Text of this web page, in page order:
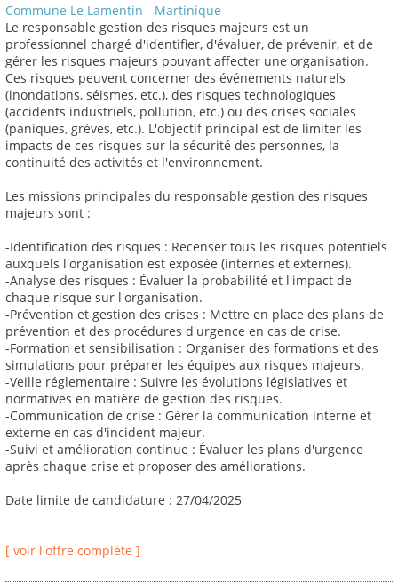
Commune Le Lamentin - Martinique
Le responsable gestion des risques majeurs est un
professionnel chargé d'identifier, d'évaluer, de prévenir, et de
gérer les risques majeurs pouvant affecter une organisation.
Ces risques peuvent concerner des événements naturels
(inondations, séismes, etc.), des risques technologiques
(accidents industriels, pollution, etc.) ou des crises sociales
(paniques, grèves, etc.). L'objectif principal est de limiter les
impacts de ces risques sur la sécurité des personnes, la
continuité des activités et l'environnement.
Les missions principales du responsable gestion des risques
majeurs sont :
-Identification des risques : Recenser tous les risques potentiels
auxquels l'organisation est exposée (internes et externes).
-Analyse des risques : Évaluer la probabilité et l'impact de
chaque risque sur l'organisation.
-Prévention et gestion des crises : Mettre en place des plans de
prévention et des procédures d'urgence en cas de crise.
-Formation et sensibilisation : Organiser des formations et des
simulations pour préparer les équipes aux risques majeurs.
-Veille réglementaire : Suivre les évolutions législatives et
normatives en matière de gestion des risques.
-Communication de crise : Gérer la communication interne et
externe en cas d'incident majeur.
-Suivi et amélioration continue : Évaluer les plans d'urgence
après chaque crise et proposer des améliorations.
Date limite de candidature : 27/04/2025
[ voir l'offre complète ]